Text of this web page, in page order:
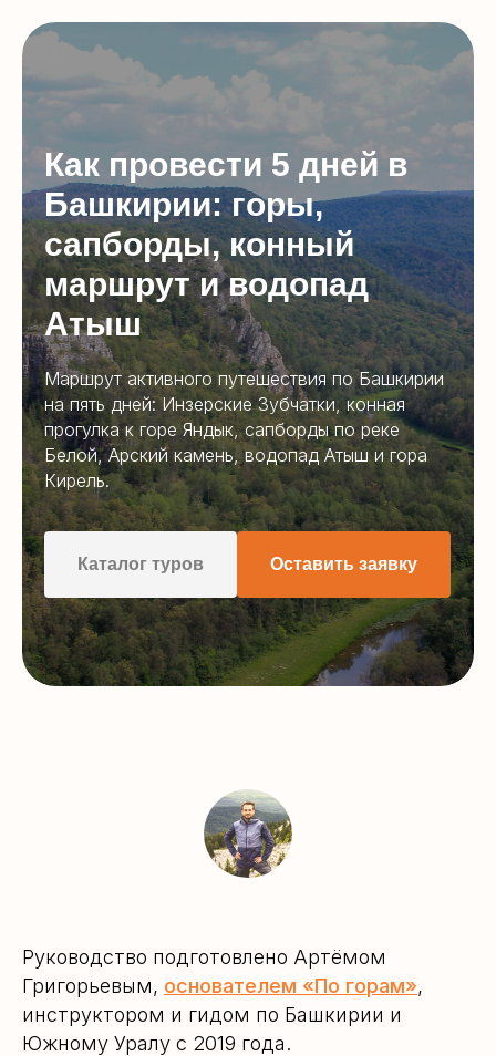
Как провести 5 дней в
Башкирии: горы,
сапборды, конный
маршрут и водопад
Атыш
Маршрут активного путешествия по Башкирии
на пять дней: Инзерские Зубчатки, конная
прогулка к горе Яндык, сапборды по реке
Белой, Арский камень, водопад Атыш и гора
Кирель.
Каталог туров Оставить заявку
Руководство подготовлено Артёмом
Григорьевым, основателем «По горам»,
инструктором и гидом по Башкирии и
Южному Уралу с 2019 года.